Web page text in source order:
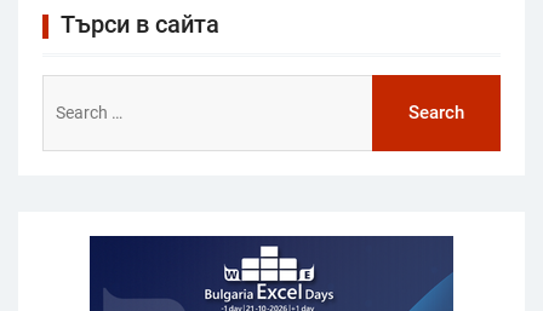
Търси в сайта
for: